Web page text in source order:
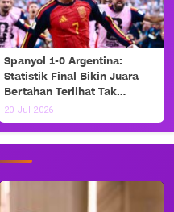
Spanyol 1-0 Argentina:
Statistik Final Bikin Juara
Bertahan Terlihat Tak
Berdaya
20 Jul 2026